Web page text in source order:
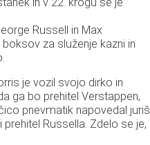
Russell in Max
za služenje kazni in
je vozil svojo dirko in
ga bo prehitel Verstappen,
pnevmatik napovedal juriš
Russella. Zdelo se je,